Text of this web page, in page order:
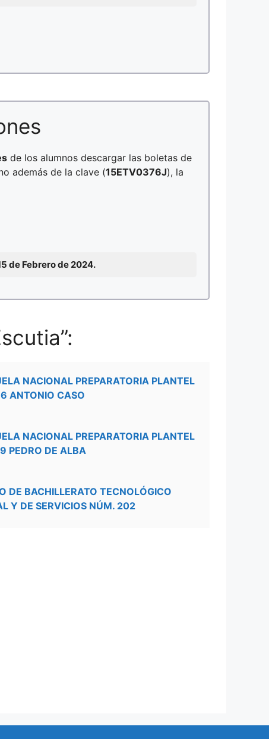
de los alumnos descargar las boletas de
además de la clave (15ETV0376J), la
de Febrero de 2024.
NACIONAL PREPARATORIA PLANTEL
6 ANTONIO CASO
NACIONAL PREPARATORIA PLANTEL
9 PEDRO DE ALBA
DE BACHILLERATO TECNOLÓGICO
Y DE SERVICIOS NÚM. 202